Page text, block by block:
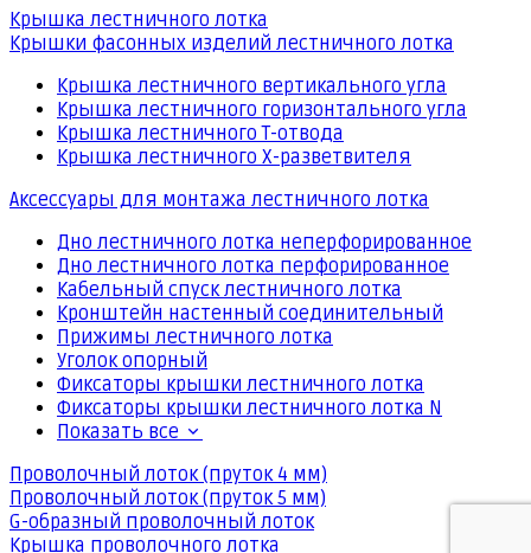
Крышка лестничного лотка
Крышки фасонных изделий лестничного лотка
Крышка лестничного вертикального угла
Крышка лестничного горизонтального угла
Крышка лестничного Т-отвода
Крышка лестничного Х-разветвителя
Аксессуары для монтажа лестничного лотка
Дно лестничного лотка неперфорированное
Дно лестничного лотка перфорированное
Кабельный спуск лестничного лотка
Кронштейн настенный соединительный
Прижимы лестничного лотка
Уголок опорный
Фиксаторы крышки лестничного лотка
Фиксаторы крышки лестничного лотка N
Показать все
Проволочный лоток (пруток 4 мм)
Проволочный лоток (пруток 5 мм)
G-образный проволочный лоток
Крышка проволочного лотка